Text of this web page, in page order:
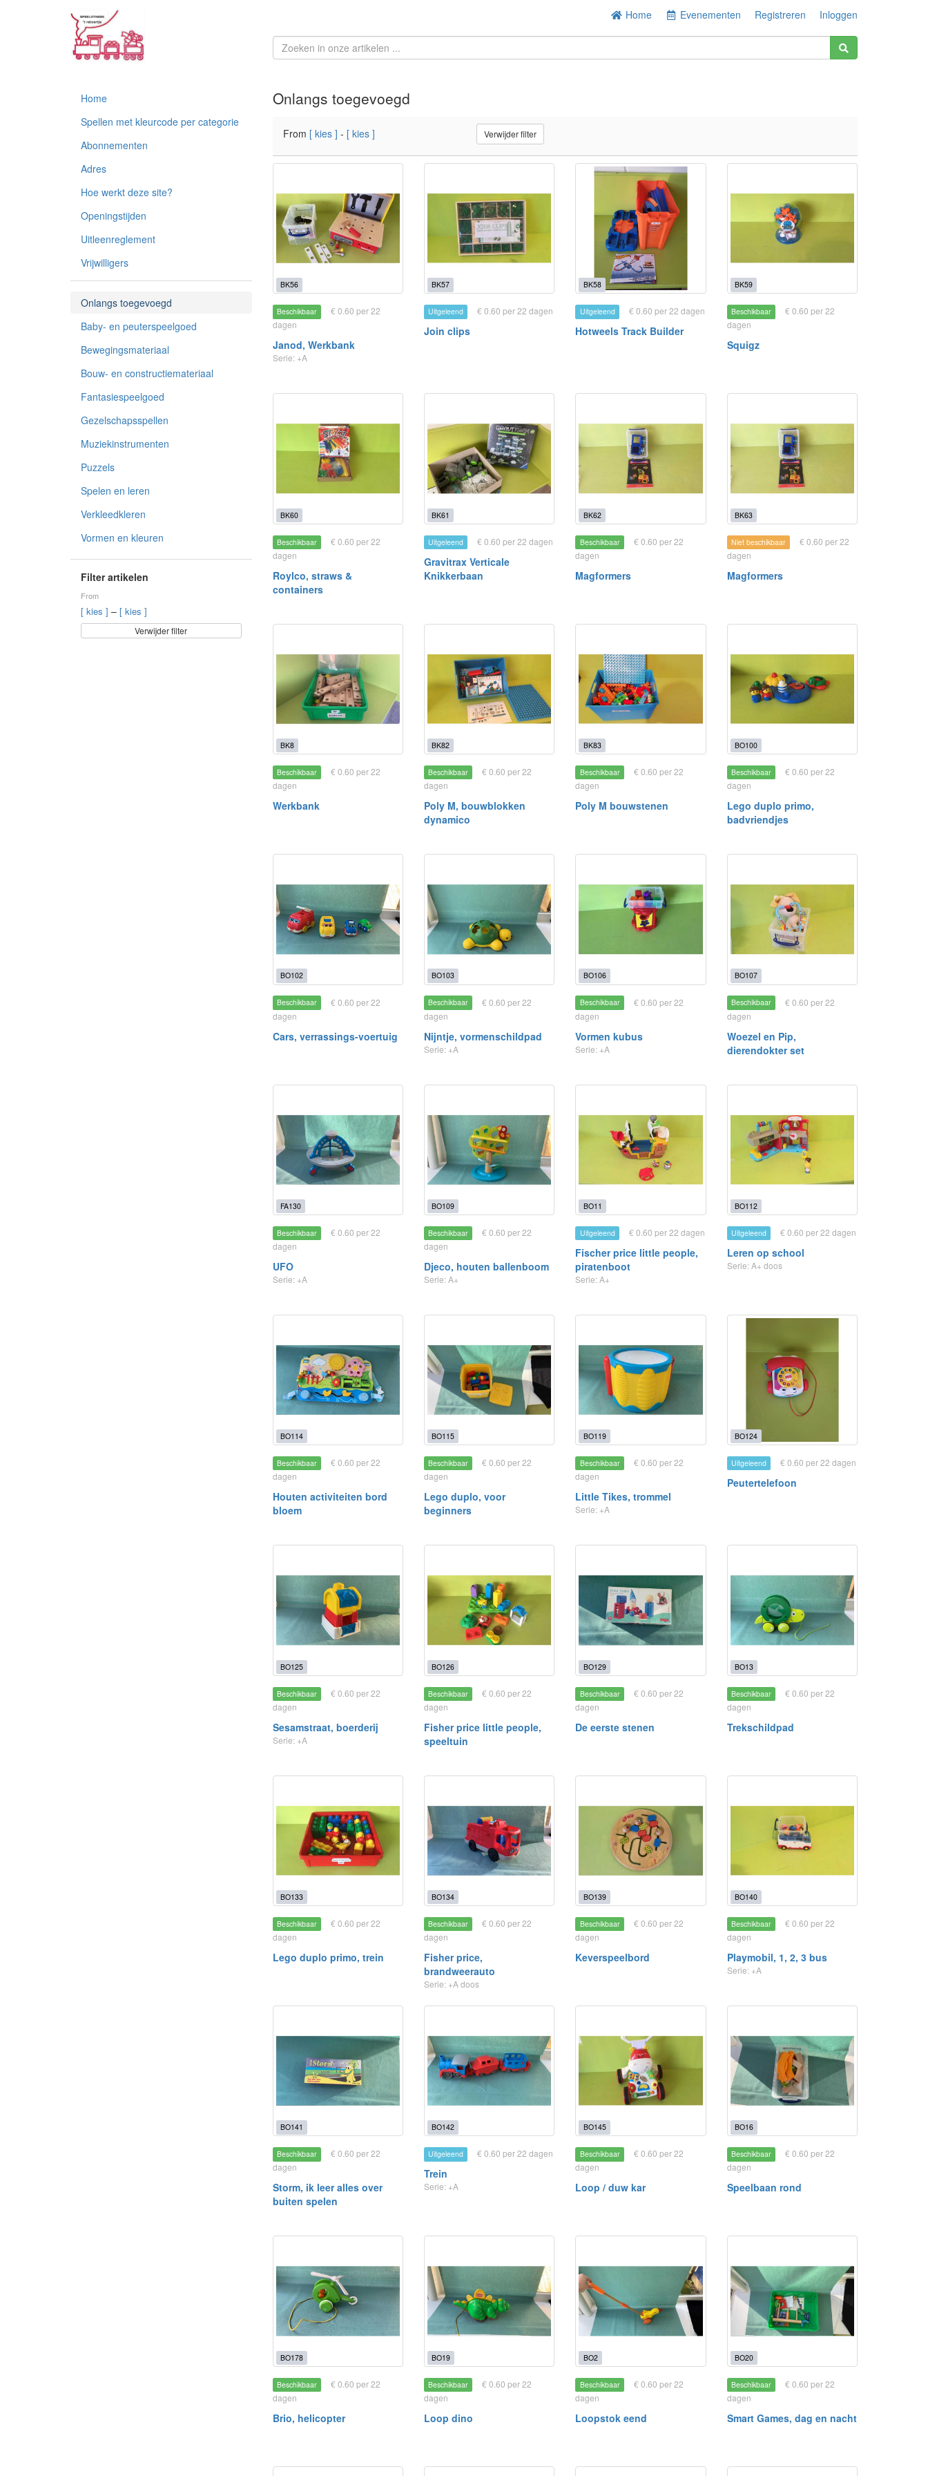
Home Evenementen Registreren Inloggen
Home
Spellen met kleurcode per categorie
Abonnementen
Adres
Hoe werkt deze site?
Openingstijden
Uitleenreglement
Vrijwilligers
Onlangs toegevoegd
Baby- en peuterspeelgoed
Bewegingsmateriaal
Bouw- en constructiemateriaal
Fantasiespeelgoed
Gezelschapsspellen
Muziekinstrumenten
Puzzels
Spelen en leren
Verkleedkleren
Vormen en kleuren
Filter artikelen
From
[ kies ] – [ kies ]
Verwijder filter
Onlangs toegevoegd
From [ kies ] - [ kies ] Verwijder filter
BK56
Beschikbaar
€ 0.60 per 22
dagen
Janod, Werkbank
Serie: +A
BK57
Uitgeleend € 0.60 per 22 dagen
Join clips
BK58
Uitgeleend € 0.60 per 22 dagen
Hotweels Track Builder
BK59
Beschikbaar
€ 0.60 per 22
dagen
Squigz
BK60
Beschikbaar
€ 0.60 per 22
dagen
Roylco, straws &
containers
BK61
Uitgeleend € 0.60 per 22 dagen
Gravitrax Verticale
Knikkerbaan
BK62
Beschikbaar
€ 0.60 per 22
dagen
Magformers
BK63
Niet beschikbaar
€ 0.60 per 22
dagen
Magformers
BK8
Beschikbaar
€ 0.60 per 22
dagen
Werkbank
BK82
Beschikbaar
€ 0.60 per 22
dagen
Poly M, bouwblokken
dynamico
BK83
Beschikbaar
€ 0.60 per 22
dagen
Poly M bouwstenen
BO100
Beschikbaar
€ 0.60 per 22
dagen
Lego duplo primo,
badvriendjes
BO102
Beschikbaar
€ 0.60 per 22
dagen
Cars, verrassings-voertuig
BO103
Beschikbaar
€ 0.60 per 22
dagen
Nijntje, vormenschildpad
Serie: +A
BO106
Beschikbaar
€ 0.60 per 22
dagen
Vormen kubus
Serie: +A
BO107
Beschikbaar
€ 0.60 per 22
dagen
Woezel en Pip,
dierendokter set
FA130
Beschikbaar
€ 0.60 per 22
dagen
UFO
Serie: +A
BO109
Beschikbaar
€ 0.60 per 22
dagen
Djeco, houten ballenboom
Serie: A+
BO11
Uitgeleend € 0.60 per 22 dagen
Fischer price little people,
piratenboot
Serie: A+
BO112
Uitgeleend € 0.60 per 22 dagen
Leren op school
Serie: A+ doos
BO114
Beschikbaar
€ 0.60 per 22
dagen
Houten activiteiten bord
bloem
BO115
Beschikbaar
€ 0.60 per 22
dagen
Lego duplo, voor
beginners
BO119
Beschikbaar
€ 0.60 per 22
dagen
Little Tikes, trommel
Serie: +A
BO124
Uitgeleend € 0.60 per 22 dagen
Peutertelefoon
BO125
Beschikbaar
€ 0.60 per 22
dagen
Sesamstraat, boerderij
Serie: +A
BO126
Beschikbaar
€ 0.60 per 22
dagen
Fisher price little people,
speeltuin
BO129
Beschikbaar
€ 0.60 per 22
dagen
De eerste stenen
BO13
Beschikbaar
€ 0.60 per 22
dagen
Trekschildpad
BO133
Beschikbaar
€ 0.60 per 22
dagen
Lego duplo primo, trein
BO134
Beschikbaar
€ 0.60 per 22
dagen
Fisher price,
brandweerauto
Serie: +A doos
BO139
Beschikbaar
€ 0.60 per 22
dagen
Keverspeelbord
BO140
Beschikbaar
€ 0.60 per 22
dagen
Playmobil, 1, 2, 3 bus
Serie: +A
BO141
Beschikbaar
€ 0.60 per 22
dagen
Storm, ik leer alles over
buiten spelen
BO142
Uitgeleend € 0.60 per 22 dagen
Trein
Serie: +A
BO145
Beschikbaar
€ 0.60 per 22
dagen
Loop / duw kar
BO16
Beschikbaar
€ 0.60 per 22
dagen
Speelbaan rond
BO178
Beschikbaar
€ 0.60 per 22
dagen
Brio, helicopter
BO19
Beschikbaar
€ 0.60 per 22
dagen
Loop dino
BO2
Beschikbaar
€ 0.60 per 22
dagen
Loopstok eend
BO20
Beschikbaar
€ 0.60 per 22
dagen
Smart Games, dag en nacht